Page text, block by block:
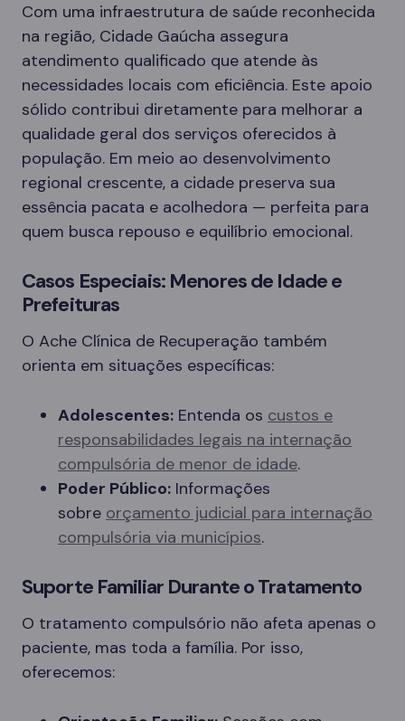
Com uma infraestrutura de saúde reconhecida
na região, Cidade Gaúcha assegura
atendimento qualificado que atende às
necessidades locais com eficiência. Este apoio
sólido contribui diretamente para melhorar a
qualidade geral dos serviços oferecidos à
população. Em meio ao desenvolvimento
regional crescente, a cidade preserva sua
essência pacata e acolhedora — perfeita para
quem busca repouso e equilíbrio emocional.
Casos Especiais: Menores de Idade e
Prefeituras
O Ache Clínica de Recuperação também
orienta em situações específicas:
Adolescentes: Entenda os custos e
responsabilidades legais na internação
compulsória de menor de idade.
Poder Público: Informações
sobre orçamento judicial para internação
compulsória via municípios.
Suporte Familiar Durante o Tratamento
O tratamento compulsório não afeta apenas o
paciente, mas toda a família. Por isso,
oferecemos: